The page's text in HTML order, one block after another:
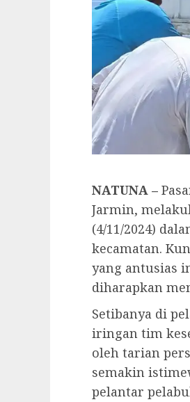
NATUNA –
Jarmin,
(4/11/2024)
kecamatan.
yang antusias
diharapkan
Setibanya di
iringan tim
oleh tarian
semakin
pelantar